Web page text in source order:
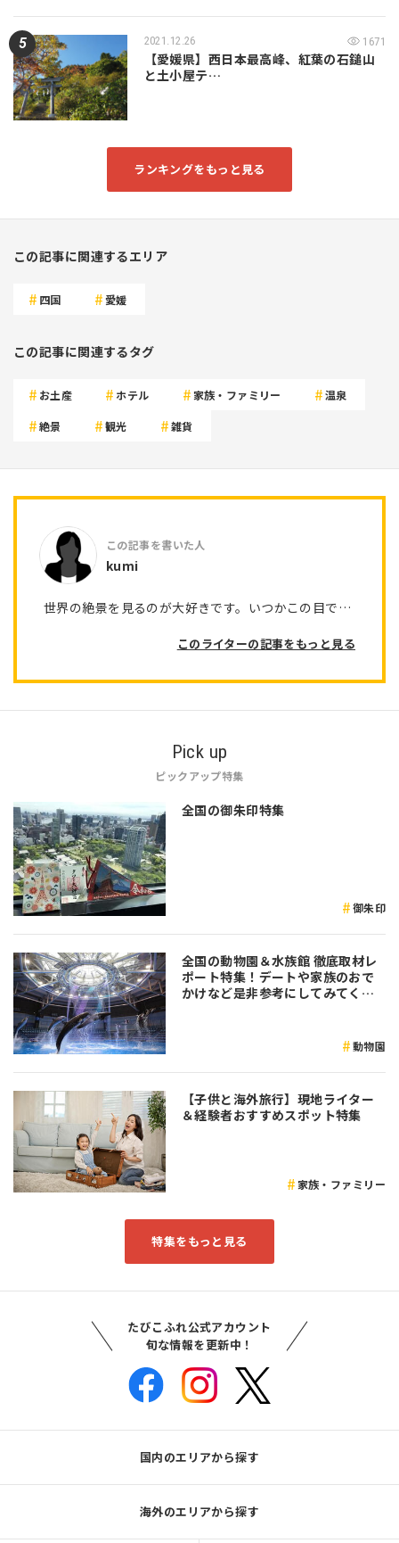
2021.12.26 1671
【愛媛県】西日本最高峰、紅葉の石鎚山
と土小屋テ…
ランキングをもっと見る
この記事に関連するエリア
四国 愛媛
この記事に関連するタグ
お土産 ホテル 家族・ファミリー 温泉
絶景 観光 雑貨
kumi
世界の絶景を見るのが大好きです。いつかこの目で…
このライターの記事をもっと見る
Pick up
ピックアップ特集
全国の御朱印特集
御朱印
全国の動物園＆水族館 徹底取材レ
ポート特集！デートや家族のおで
かけなど是非参考にしてみてくだ
動物園
【子供と海外旅行】現地ライター
＆経験者おすすめスポット特集
家族・ファミリー
特集をもっと見る
たびこふれ公式アカウント
旬な情報を更新中！
国内のエリアから探す
海外のエリアから探す